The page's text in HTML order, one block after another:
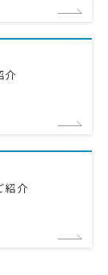
介
紹介